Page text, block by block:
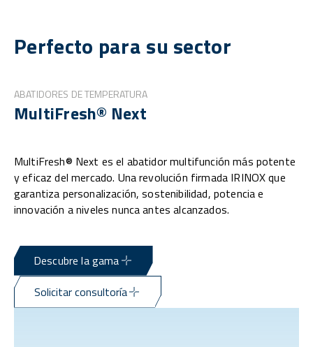
Perfecto para su sector
ABATIDORES DE TEMPERATURA
MultiFresh® Next
MultiFresh® Next es el abatidor multifunción más potente
y eficaz del mercado. Una revolución firmada IRINOX que
garantiza personalización, sostenibilidad, potencia e
innovación a niveles nunca antes alcanzados.
Descubre la gama
Solicitar consultoría